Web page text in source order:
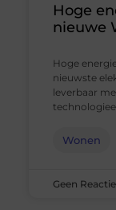
Hoge
nieuwe
Hoge
nieuwste
leverbaar
Wonen
Geen